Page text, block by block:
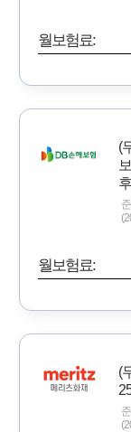
월보험료:
(
월보험료:
(